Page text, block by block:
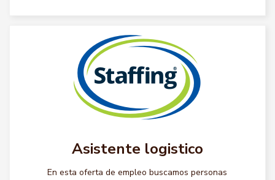
Asistente logistico
En esta oferta de empleo buscamos personas